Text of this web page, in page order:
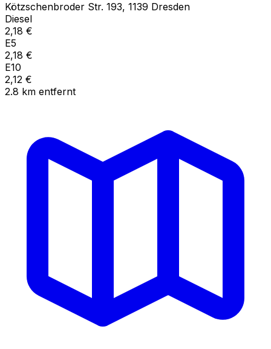
Kötzschenbroder Str. 193, 1139 Dresden
Diesel
2,18 €
E5
2,18 €
E10
2,12 €
2.8 km entfernt